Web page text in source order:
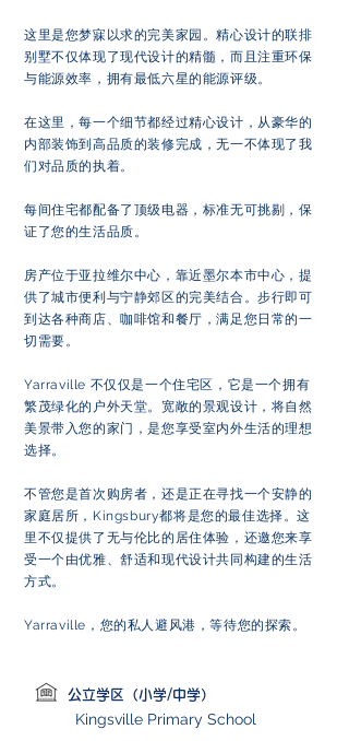
这里是您梦寐以求的完美家园。精心设计的联排
别墅不仅体现了现代设计的精髓，而且注重环保
与能源效率，拥有最低六星的能源评级。
在这里，每一个细节都经过精心设计，从豪华的
内部装饰到高品质的装修完成，无一不体现了我
们对品质的执着。
每间住宅都配备了顶级电器，标准无可挑剔，保
证了您的生活品质。
房产位于亚拉维尔中心，靠近墨尔本市中心，提
供了城市便利与宁静郊区的完美结合。步行即可
到达各种商店、咖啡馆和餐厅，满足您日常的一
切需要。
Yarraville 不仅仅是一个住宅区，它是一个拥有
繁茂绿化的户外天堂。宽敞的景观设计，将自然
美景带入您的家门，是您享受室内外生活的理想
选择。
不管您是首次购房者，还是正在寻找一个安静的
家庭居所，Kingsbury都将是您的最佳选择。这
里不仅提供了无与伦比的居住体验，还邀您来享
受一个由优雅、舒适和现代设计共同构建的生活
方式。
Yarraville，您的私人避风港，等待您的探索。
公立学区（小学/中学）
Kingsville Primary School